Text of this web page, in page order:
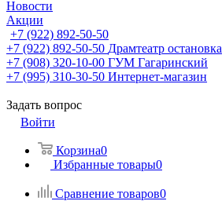
Новости
Акции
+7 (922) 892-50-50
+7 (922) 892-50-50 Драмтеатр остановка
+7 (908) 320-10-00 ГУМ Гагаринский
+7 (995) 310-30-50 Интернет-магазин
Задать вопрос
Войти
Корзина0
Избранные товары0
Сравнение товаров0